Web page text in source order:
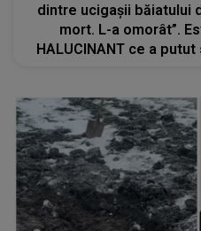
dintre ucigașii băiatului
mort. L-a omorât”.
HALUCINANT ce a